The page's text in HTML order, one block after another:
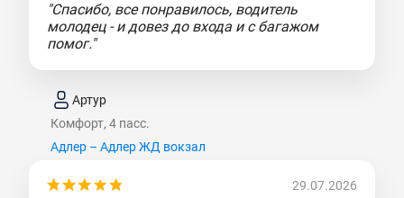
"Спасибо, все понравилось, водитель
молодец - и довез до входа и с багажом
помог."
Артур
Комфорт, 4 пасс.
Адлер – Адлер ЖД вокзал
29.07.2026